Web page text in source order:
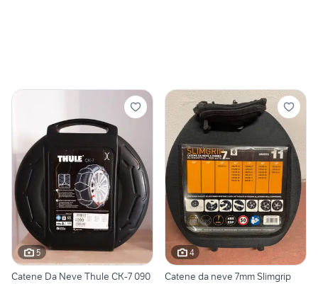
5
Catene Da Neve Thule CK-7 090
4
Catene da neve 7mm Slimgrip